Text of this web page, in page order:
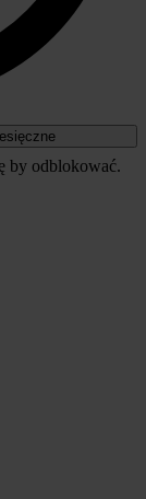
by odblokować.